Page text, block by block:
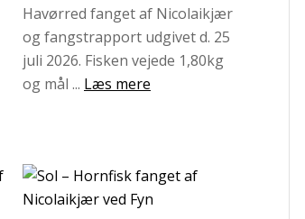
Havørred fanget af Nicolaikjær
og fangstrapport udgivet d. 25
juli 2026. Fisken vejede 1,80kg
og mål ... Læs mere